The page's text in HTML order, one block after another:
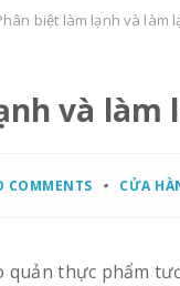
biệt làm lạnh và làm
và làm
COMMENTS CỬA
thực phẩm